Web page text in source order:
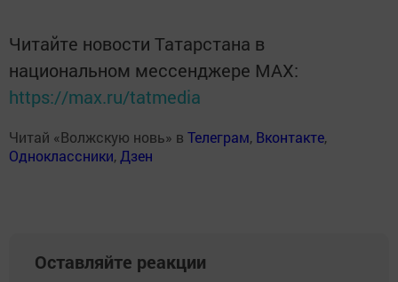
Читайте новости Татарстана в
национальном мессенджере MАХ:
https://max.ru/tatmedia
Читай «Волжскую новь» в Телеграм, Вконтакте,
Одноклассники, Дзен
Оставляйте реакции